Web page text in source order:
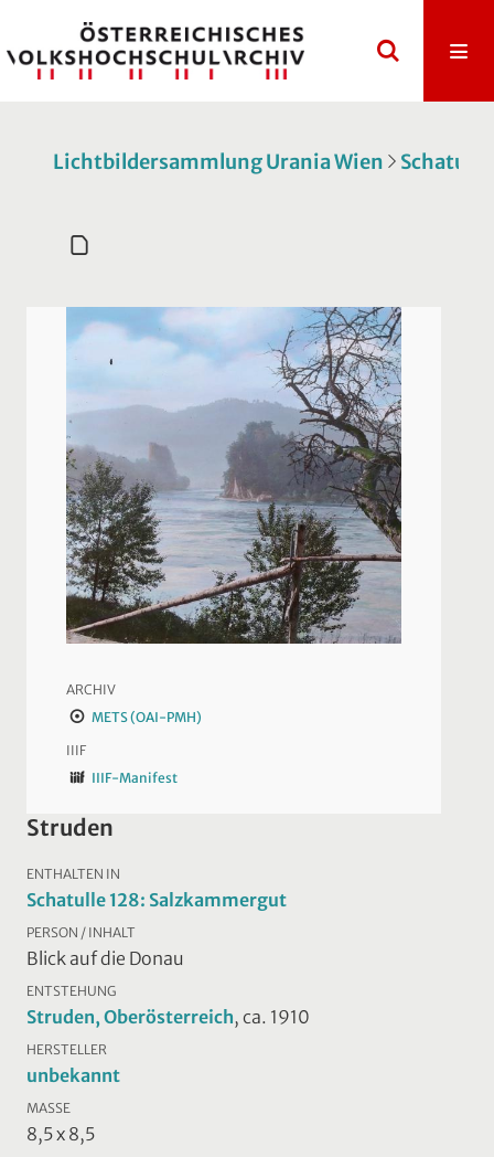
Lichtbildersammlung Urania Wien
ARCHIV
METS (OAI-PMH)
IIIF
IIIF-Manifest
Struden
ENTHALTEN IN
Schatulle 128: Salzkammergut
PERSON / INHALT
Blick auf die Donau
ENTSTEHUNG
Struden, Oberösterreich, ca. 1910
HERSTELLER
unbekannt
MASSE
8,5 x 8,5